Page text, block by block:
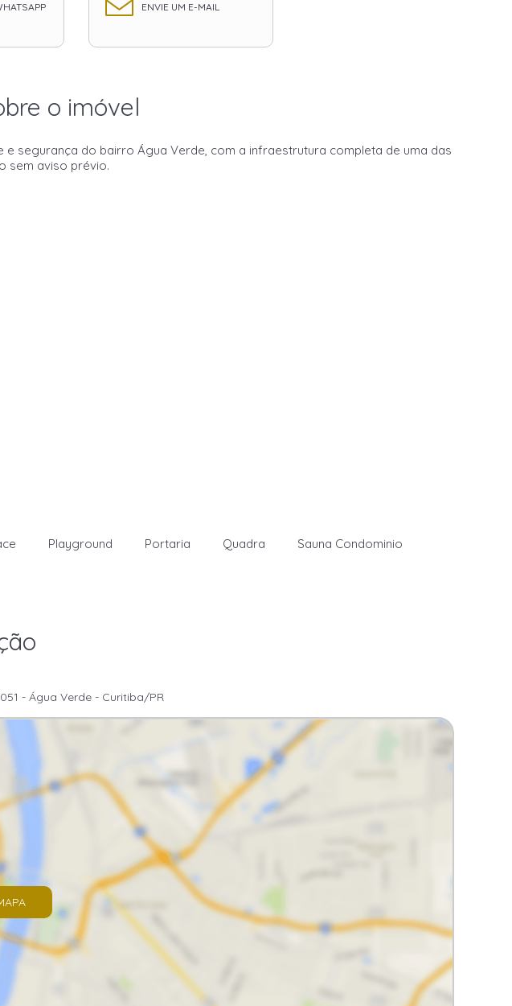
ENVIE UM E-MAIL
o imóvel
segurança do bairro Água Verde, com a infraestrutura completa de uma das
sem aviso prévio.
Playground Portaria Quadra
Sauna Condominio
- Água Verde - Curitiba/PR